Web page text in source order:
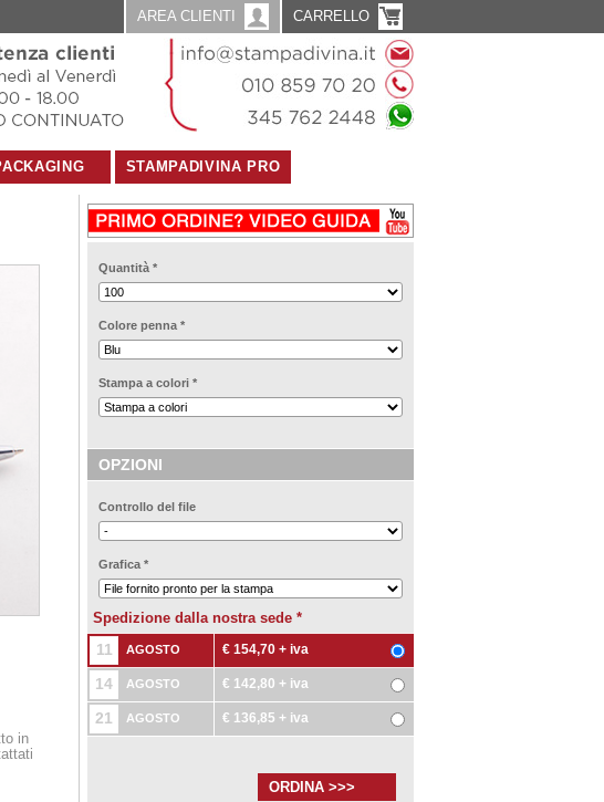
AREA CLIENTI CARRELLO
STAMPADIVINA PRO
in
Quantità *
Colore penna *
Stampa a colori *
OPZIONI
Controllo del file
Grafica *
Spedizione dalla nostra sede *
11 AGOSTO € 154,70 + iva
14 AGOSTO € 142,80 + iva
21 AGOSTO € 136,85 + iva